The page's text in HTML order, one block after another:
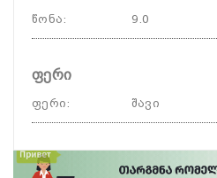
წონა: 9.0
ფერი
ფერი: შავი